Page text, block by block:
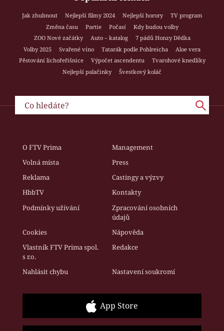
Jak zhubnout Nejlepší filmy 2024 Nejlepší horory
TV program
Změna času
Partie Počasí
Kdy budou volby
ZOO Nové začátky
Auto – katalog
7 pádů Honzy Dědka
Volby 2025
Svařené víno Tatarák podle Pohlreicha
Aloe vera
Pěstování lichořeřišnice
Výpočet ascendentu
Tvarohové knedlíky
Nejlepší palačinky
Švestkový koláč
O FTV Prima
Management
Volná místa
Press
Reklama
Castingy a výzvy
HbbTV
Kontakty
Podmínky užívání
Zpracování osobních
údajů
Cookies
Nápověda
Vlastník FTV Prima spol.
s r.o.
Redakce
Nahlásit chybu Nastavení soukromí
App Store